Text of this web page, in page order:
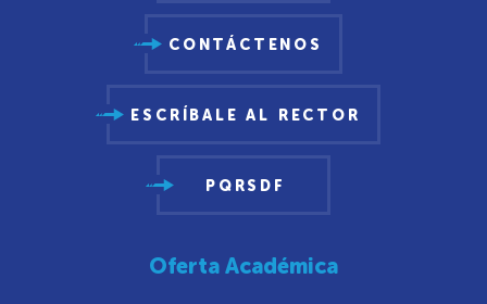
CONTÁCTENOS
ESCRÍBALE AL RECTOR
PQRSDF
Oferta Académica